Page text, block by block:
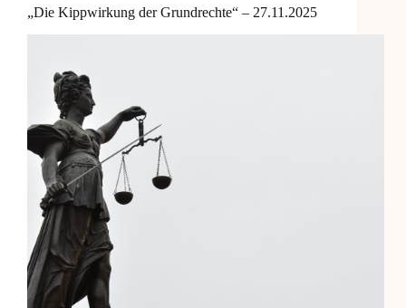
„Die Kippwirkung der Grundrechte“ – 27.11.2025